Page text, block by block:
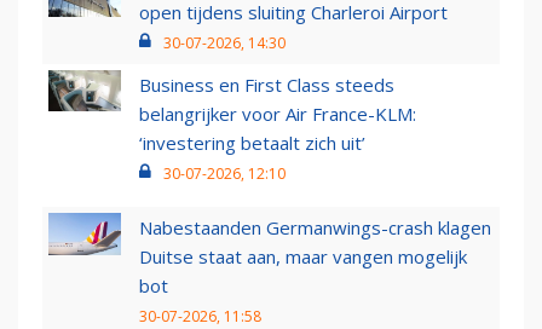
open tijdens sluiting Charleroi Airport
30-07-2026, 14:30
Business en First Class steeds
belangrijker voor Air France-KLM:
‘investering betaalt zich uit’
30-07-2026, 12:10
Nabestaanden Germanwings-crash klagen
Duitse staat aan, maar vangen mogelijk
bot
30-07-2026, 11:58